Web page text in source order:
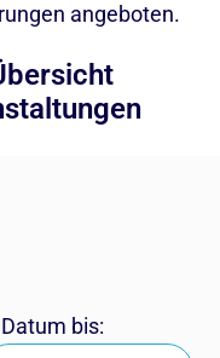
angeboten.
Datum bis: